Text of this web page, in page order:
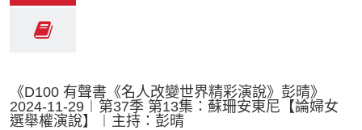
《D100 有聲書《名人改變世界精彩演說》彭晴》
2024-11-29︱第37季 第13集：蘇珊安東尼【論婦女
選舉權演說】︱主持：彭晴